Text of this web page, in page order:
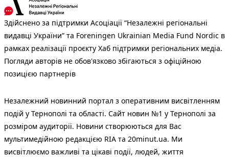
Здійснено за підтримки Асоціації “Незалежні регіональні
видавці України” та Foreningen Ukrainian Media Fund Nordic в
рамках реалізації проєкту Хаб підтримки регіональних медіа.
Погляди авторів не обов'язково збігаються з офіційною
позицією партнерів
Незалежний новинний портал з оперативним висвітленням
подій у Тернополі та області. Сайт новин №1 у Тернополі за
розміром аудиторії. Новини створюються для Вас
мультимедійною редакцією RIA та 20minut.ua. Ми
висвітлюємо важливі та цікаві події, людей, життя